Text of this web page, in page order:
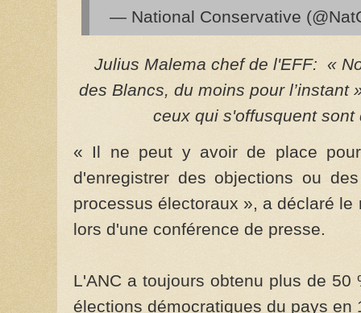
— National Conservative
Julius Malema chef de l'EFF: «
des Blancs, du moins pour
ceux qui s'offusquent
« Il ne peut y avoir de place
d'enregistrer des objections ou
processus électoraux », a déclaré
lors d'une conférence de presse.
L'ANC a toujours obtenu plus de
élections démocratiques du pays